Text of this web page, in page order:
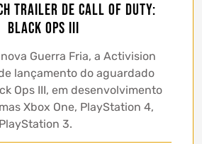
trailer de Call of Duty:
Black Ops III
nova Guerra Fria, a Activision
lançamento do aguardado
Ops III, em desenvolvimento
Xbox One, PlayStation 4,
3.